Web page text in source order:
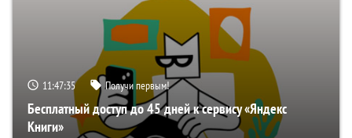
11:47:35 Получи первым!
Бесплатный доступ до 45 дней к сервису «Яндекс
Книги»